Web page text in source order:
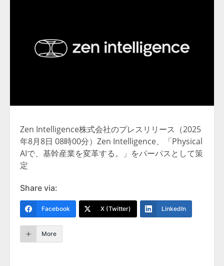
Zen Intelligence株式会社のプレスリリース（2025
年8月8日 08時00分）Zen Intelligence、「Physical
AIで、基幹産業を変革する。」をパーパスとして策
定
Share via:
Facebook X (Twitter) LinkedIn
More